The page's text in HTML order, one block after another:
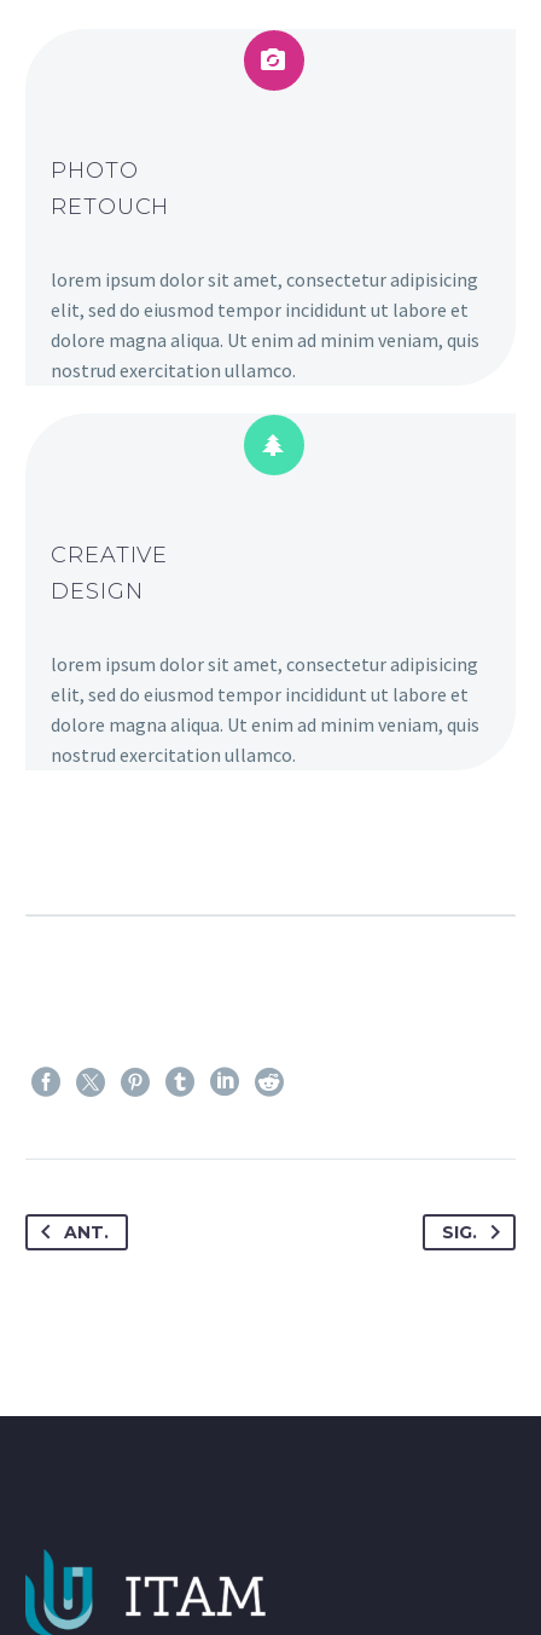


PHOTO
RETOUCH
lorem ipsum dolor sit amet, consectetur adipisicing
elit, sed do eiusmod tempor incididunt ut labore et
dolore magna aliqua. Ut enim ad minim veniam, quis
nostrud exercitation ullamco.


CREATIVE
DESIGN
lorem ipsum dolor sit amet, consectetur adipisicing
elit, sed do eiusmod tempor incididunt ut labore et
dolore magna aliqua. Ut enim ad minim veniam, quis
nostrud exercitation ullamco.
ANT. SIG.